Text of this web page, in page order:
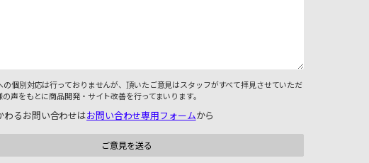
の個別対応は行っておりませんが、頂いたご意見はスタッフがすべて拝見させていただ
の声をもとに商品開発・サイト改善を行ってまいります。
わるお問い合わせはお問い合わせ専用フォームから